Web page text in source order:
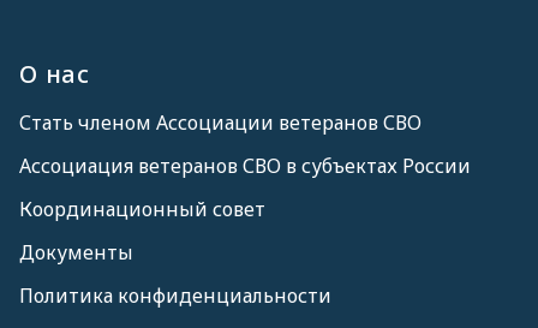
О нас
Стать членом Ассоциации ветеранов СВО
Ассоциация ветеранов СВО в субъектах России
Координационный совет
Документы
Политика конфиденциальности